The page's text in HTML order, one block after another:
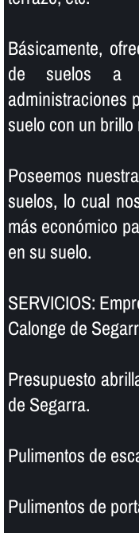
Básicamente,
de suelos a
administraciones
suelo con un
Poseemos
suelos, lo cual
más económico
en su suelo.
SERVICIOS:
Calonge de
Presupuesto
de Segarra.
Pulimentos de
Pulimentos de